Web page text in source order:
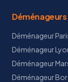
Déménageurs
Déménageur
Déménageur
Déménageur
Déménageur